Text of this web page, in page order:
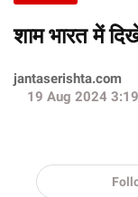
शाम भारत में
jantaserishta.com
19 Aug 2024